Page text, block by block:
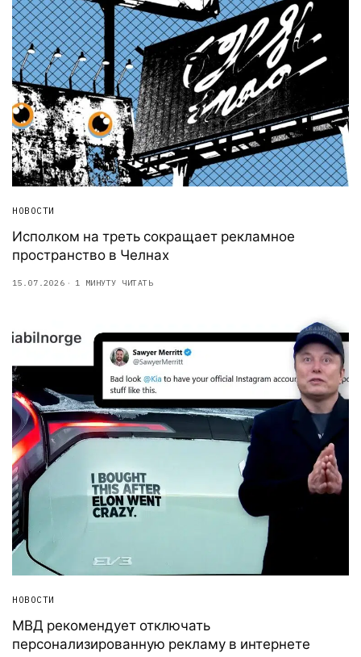
НОВОСТИ
Исполком на треть сокращает рекламное
пространство в Челнах
15.07.2026 1 МИНУТУ ЧИТАТЬ
НОВОСТИ
МВД рекомендует отключать
персонализированную рекламу в интернете